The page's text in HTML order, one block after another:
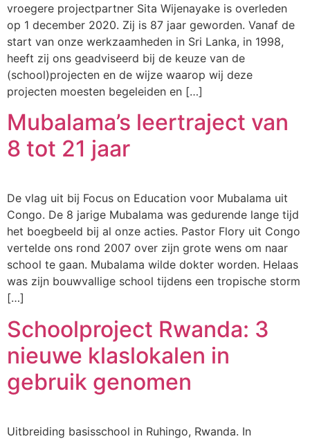
vroegere projectpartner Sita Wijenayake is overleden
op 1 december 2020. Zij is 87 jaar geworden. Vanaf de
start van onze werkzaamheden in Sri Lanka, in 1998,
heeft zij ons geadviseerd bij de keuze van de
(school)projecten en de wijze waarop wij deze
projecten moesten begeleiden en […]
Mubalama’s leertraject van
8 tot 21 jaar
De vlag uit bij Focus on Education voor Mubalama uit
Congo. De 8 jarige Mubalama was gedurende lange tijd
het boegbeeld bij al onze acties. Pastor Flory uit Congo
vertelde ons rond 2007 over zijn grote wens om naar
school te gaan. Mubalama wilde dokter worden. Helaas
was zijn bouwvallige school tijdens een tropische storm
[…]
Schoolproject Rwanda: 3
nieuwe klaslokalen in
gebruik genomen
Uitbreiding basisschool in Ruhingo, Rwanda. In